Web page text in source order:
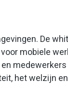
De
mobiele
het welzijn